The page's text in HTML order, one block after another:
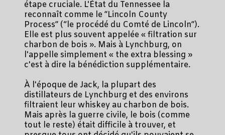
étape cruciale. L'État du Tennessee la
reconnaît comme le ”Lincoln County
Process” (“le procédé du Comté de Lincoln”).
Elle est plus souvent appelée « filtration sur
charbon de bois ». Mais à Lynchburg, on
l'appelle simplement « the extra blessing »
c'est à dire la bénédiction supplémentaire.
À l'époque de Jack, la plupart des
distillateurs de Lynchburg et des environs
filtraient leur whiskey au charbon de bois.
Mais après la guerre civile, le bois (comme
tout le reste) était difficile à trouver, et